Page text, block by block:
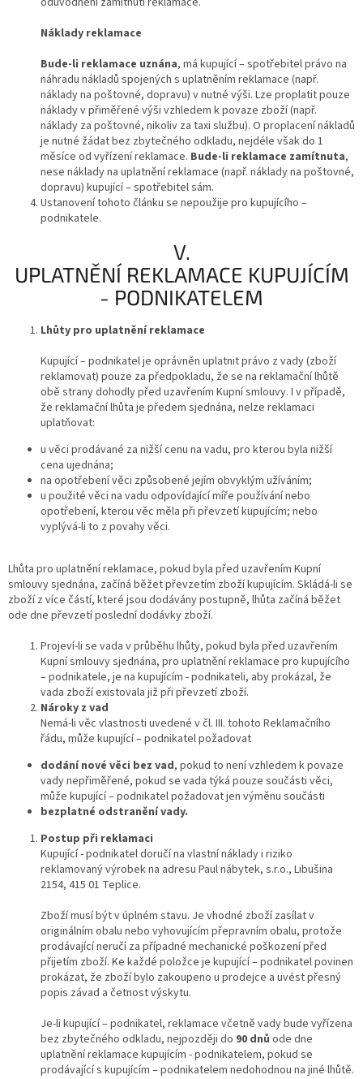
Náklady reklamace
Bude-li reklamace uznána, má kupující – spotřebitel právo na
náhradu nákladů spojených s uplatněním reklamace (např.
náklady na poštovné, dopravu) v nutné výši. Lze proplatit pouze
náklady v přiměřené výši vzhledem k povaze zboží (např.
náklady za poštovné, nikoliv za taxi službu). O proplacení nákladů
je nutné žádat bez zbytečného odkladu, nejdéle však do 1
měsíce od vyřízení reklamace. Bude-li reklamace zamítnuta,
nese náklady na uplatnění reklamace (např. náklady na poštovné,
dopravu) kupující – spotřebitel sám.
Ustanovení tohoto článku se nepoužije pro kupujícího –
podnikatele.
V.
UPLATNĚNÍ REKLAMACE KUPUJÍCÍM
- PODNIKATELEM
Lhůty pro uplatnění reklamace
Kupující – podnikatel je oprávněn uplatnit právo z vady (zboží
reklamovat) pouze za předpokladu, že se na reklamační lhůtě
obě strany dohodly před uzavřením Kupní smlouvy. I v případě,
že reklamační lhůta je předem sjednána, nelze reklamaci
uplatňovat:
u věci prodávané za nižší cenu na vadu, pro kterou byla nižší
cena ujednána;
na opotřebení věci způsobené jejím obvyklým užíváním;
u použité věci na vadu odpovídající míře používání nebo
opotřebení, kterou věc měla při převzetí kupujícím; nebo
vyplývá-li to z povahy věci.
Lhůta pro uplatnění reklamace, pokud byla před uzavřením Kupní
smlouvy sjednána, začíná běžet převzetím zboží kupujícím. Skládá-li se
zboží z více částí, které jsou dodávány postupně, lhůta začíná běžet
ode dne převzetí poslední dodávky zboží.
Projeví-li se vada v průběhu lhůty, pokud byla před uzavřením
Kupní smlouvy sjednána, pro uplatnění reklamace pro kupujícího
– podnikatele, je na kupujícím - podnikateli, aby prokázal, že
vada zboží existovala již při převzetí zboží.
Nároky z vad
Nemá-li věc vlastnosti uvedené v čl. III. tohoto Reklamačního
řádu, může kupující – podnikatel požadovat
dodání nové věci bez vad, pokud to není vzhledem k povaze
vady nepřiměřené, pokud se vada týká pouze součásti věci,
může kupující – podnikatel požadovat jen výměnu součásti
bezplatné odstranění vady.
Postup při reklamaci
Kupující - podnikatel doručí na vlastní náklady i riziko
reklamovaný výrobek na adresu Paul nábytek, s.r.o., Libušina
2154, 415 01 Teplice.
Zboží musí být v úplném stavu. Je vhodné zboží zasílat v
originálním obalu nebo vyhovujícím přepravním obalu, protože
prodávající neručí za případné mechanické poškození před
přijetím zboží. Ke každé položce je kupující – podnikatel povinen
prokázat, že zboží bylo zakoupeno u prodejce a uvést přesný
popis závad a četnost výskytu.
Je-li kupující – podnikatel, reklamace včetně vady bude vyřízena
bez zbytečného odkladu, nejpozději do 90 dnů ode dne
uplatnění reklamace kupujícím - podnikatelem, pokud se
prodávající s kupujícím – podnikatelem nedohodnou na jiné lhůtě.